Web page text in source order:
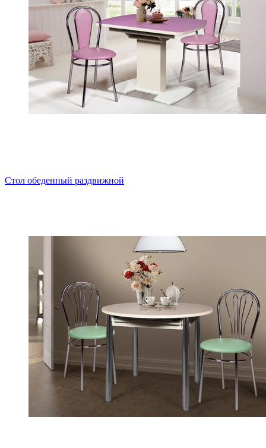
Стол обеденный раздвижной